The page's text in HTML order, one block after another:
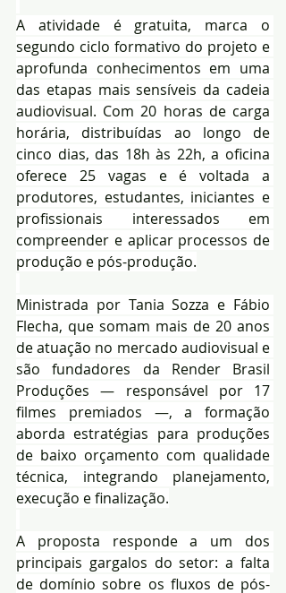
A atividade é gratuita, marca o
segundo ciclo formativo do projeto e
aprofunda conhecimentos em uma
das etapas mais sensíveis da cadeia
audiovisual. Com 20 horas de carga
horária, distribuídas ao longo de
cinco dias, das 18h às 22h, a oficina
oferece 25 vagas e é voltada a
produtores, estudantes, iniciantes e
profissionais interessados em
compreender e aplicar processos de
produção e pós-produção.
Ministrada por Tania Sozza e Fábio
Flecha, que somam mais de 20 anos
de atuação no mercado audiovisual e
são fundadores da Render Brasil
Produções — responsável por 17
filmes premiados —, a formação
aborda estratégias para produções
de baixo orçamento com qualidade
técnica, integrando planejamento,
execução e finalização.
A proposta responde a um dos
principais gargalos do setor: a falta
de domínio sobre os fluxos de pós-